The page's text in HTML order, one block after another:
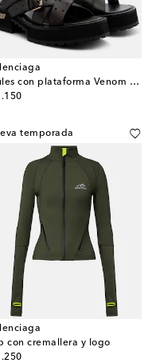
Mules con plataforma Venom de piel
price
temporada
con cremallera y logo
price